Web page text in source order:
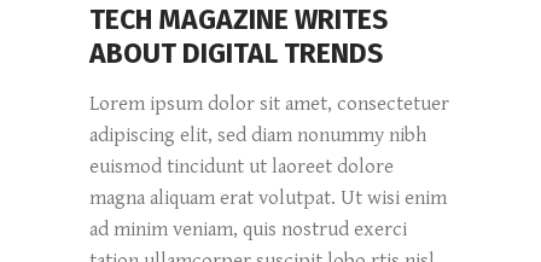
TECH MAGAZINE WRITES
ABOUT DIGITAL TRENDS
Lorem ipsum dolor sit amet, consectetuer
adipiscing elit, sed diam nonummy nibh
euismod tincidunt ut laoreet dolore
magna aliquam erat volutpat. Ut wisi enim
ad minim veniam, quis nostrud exerci